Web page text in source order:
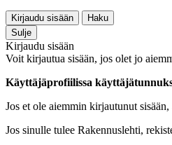
Kirjaudu sisään
Haku
Sulje
Kirjaudu sisään
Voit kirjautua sisään, jos olet jo
Käyttäjäprofiilissa
Jos et ole aiemmin kirjautunut
Jos sinulle tulee Rakennuslehti,